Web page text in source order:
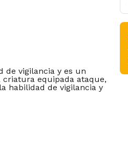
de vigilancia y es un
criatura equipada ataque,
habilidad de vigilancia y